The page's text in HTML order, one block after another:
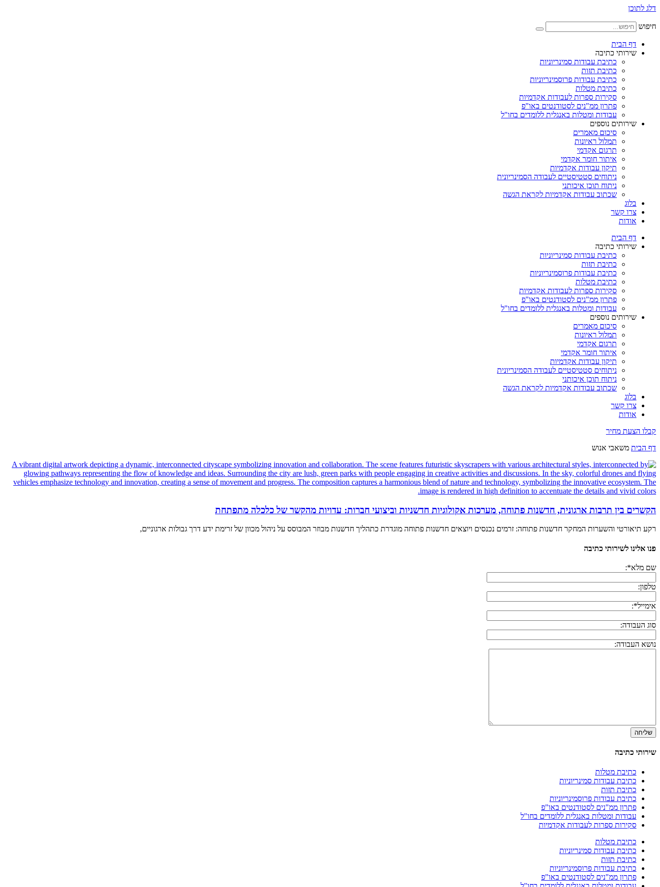
דלג לתוכן
חיפוש
דף הבית
שירותי כתיבה
כתיבת עבודות סמינריוניות
כתיבת תזות
כתיבת עבודות פרוסמינריוניות
כתיבת מטלות
סקירות ספרות לעבודות אקדמיות
פתרון ממ"נים לסטודנטים באו"פ
עבודות ומטלות באנגלית ללומדים בחו"ל
שירותים נוספים
סיכום מאמרים
תמלול ראיונות
תרגום אקדמי
איתור חומר אקדמי
תיקון עבודות אקדמיות
ניתוחים סטטיסטיים לעבודה הסמינריונית
ניתוח תוכן איכותני
שכתוב עבודות אקדמיות לקראת הגשה
בלוג
צרו קשר
אודות
דף הבית
שירותי כתיבה
כתיבת עבודות סמינריוניות
כתיבת תזות
כתיבת עבודות פרוסמינריוניות
כתיבת מטלות
סקירות ספרות לעבודות אקדמיות
פתרון ממ"נים לסטודנטים באו"פ
עבודות ומטלות באנגלית ללומדים בחו"ל
שירותים נוספים
סיכום מאמרים
תמלול ראיונות
תרגום אקדמי
איתור חומר אקדמי
תיקון עבודות אקדמיות
ניתוחים סטטיסטיים לעבודה הסמינריונית
ניתוח תוכן איכותני
שכתוב עבודות אקדמיות לקראת הגשה
בלוג
צרו קשר
אודות
קבלו הצעת מחיר
דף הבית משאבי אנוש
הקשרים בין תרבות ארגונית, חדשנות פתוחה, מערכות אקולוגיות חדשניות וביצועי חברות: עדויות מהקשר של כלכלה מתפתחת
רקע תיאורטי והשערות המחקר חדשנות פתוחה: זרמים נכנסים ויוצאים חדשנות פתוחה מוגדרת כתהליך חדשנות מבוזר המבוסס על ניהול מכוון של זרימת ידע דרך גבולות ארגוניים,
פנו אלינו לשירותי כתיבה
שם מלא*:
טלפון:
אימייל*:
סוג העבודה:
נושא העבודה:
שירותי כתיבה
כתיבת מטלות
כתיבת עבודות סמינריוניות
כתיבת תזות
כתיבת עבודות פרוסמינריוניות
פתרון ממ"נים לסטודנטים באו"פ
עבודות ומטלות באנגלית ללומדים בחו"ל
סקירות ספרות לעבודות אקדמיות
כתיבת מטלות
כתיבת עבודות סמינריוניות
כתיבת תזות
כתיבת עבודות פרוסמינריוניות
פתרון ממ"נים לסטודנטים באו"פ